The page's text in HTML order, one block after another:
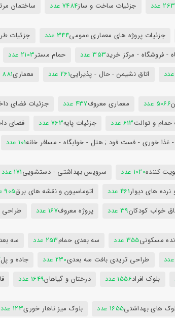
263 عدد جزئیات ساخت و ساز7484 عدد ساختمان
جزئیات پروژه های معماری عمومی344 عدد جزئیات
- فروشگاه - مرکز خرید353 عدد حمام مستر2103 عدد
اتاق نشیمن - حال - پذیرایی261 عدد معماری881 عدد
5066 عدد معماری معروف437 عدد جزئیات فضای
حمام و توالت613 عدد جزئیات پایه763 عدد فضای
- غذا خوری - فست فود ; هتل - خوابگاه - مسافر خانه101 عدد
کننده1020 عدد سرویس بهداشتی - دستشویی171 عدد
های دیوار461 عدد اتوماسیون و نقشه های برق905 عدد
خواب کودکان39 عدد پروژه معروف167 عدد
مسکونی355 عدد سه بعدی حمام253 عدد سه
طراحی تریدی بافت سه بعدی230 عدد جاده و پل
بلوک افراد1556 عدد درختان و گیاهان1649 عدد
های بهداشتی1655 عدد بلوک میز ناهار خوری123 عدد